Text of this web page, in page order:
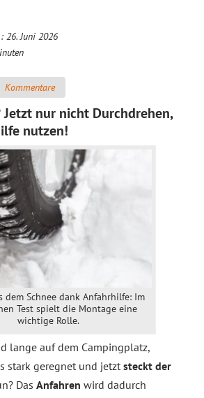
26. Juni 2026
Kommentare
Jetzt nur nicht Durchdrehen,
nutzen!
dem Schnee dank Anfahrhilfe: Im
Test spielt die Montage eine
wichtige Rolle.
lange auf dem Campingplatz,
stark geregnet und jetzt steckt der
Das Anfahren wird dadurch